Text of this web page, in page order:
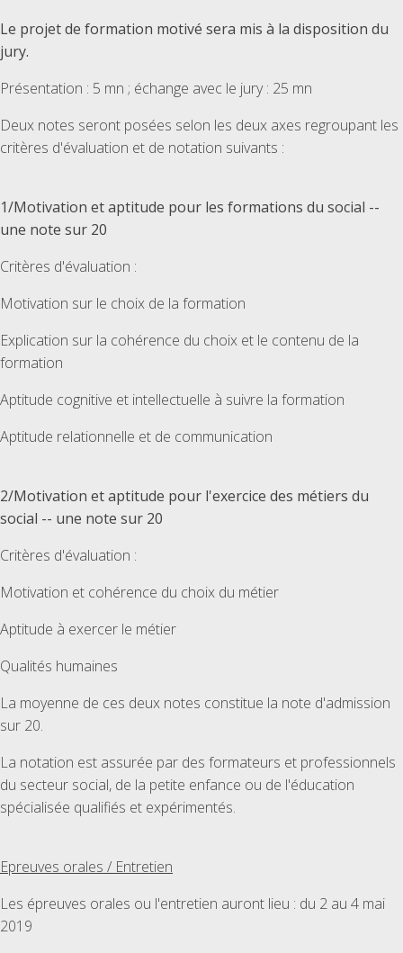
Le projet de formation motivé sera mis à la disposition du
jury.
Présentation : 5 mn ; échange avec le jury : 25 mn
Deux notes seront posées selon les deux axes regroupant les
critères d'évaluation et de notation suivants :
1/Motivation et aptitude pour les formations du social --
une note sur 20
Critères d'évaluation :
Motivation sur le choix de la formation
Explication sur la cohérence du choix et le contenu de la
formation
Aptitude cognitive et intellectuelle à suivre la formation
Aptitude relationnelle et de communication
2/Motivation et aptitude pour l'exercice des métiers du
social -- une note sur 20
Critères d'évaluation :
Motivation et cohérence du choix du métier
Aptitude à exercer le métier
Qualités humaines
La moyenne de ces deux notes constitue la note d'admission
sur 20.
La notation est assurée par des formateurs et professionnels
du secteur social, de la petite enfance ou de l'éducation
spécialisée qualifiés et expérimentés.
Epreuves orales / Entretien
Les épreuves orales ou l'entretien auront lieu : du 2 au 4 mai
2019